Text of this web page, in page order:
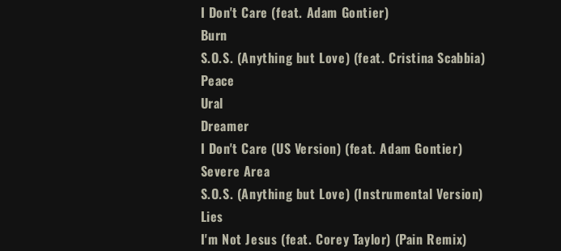
I Don't Care (feat. Adam Gontier)
Burn
S.O.S. (Anything but Love) (feat. Cristina Scabbia)
Peace
Ural
Dreamer
I Don't Care (US Version) (feat. Adam Gontier)
Severe Area
S.O.S. (Anything but Love) (Instrumental Version)
Lies
I'm Not Jesus (feat. Corey Taylor) (Pain Remix)